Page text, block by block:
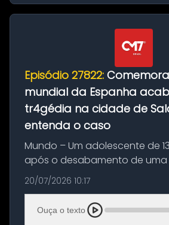
Episódio 27822:
mundial da Espanha
tr4gédia na cidade de
entenda o caso
Mundo – Um adolescente de
após o desabamento de
as comemorações pelo título
Mundo conquistado pela
Ciudad Rodrigo, na província
no...
20/07/2026 10:17
Ouça o texto